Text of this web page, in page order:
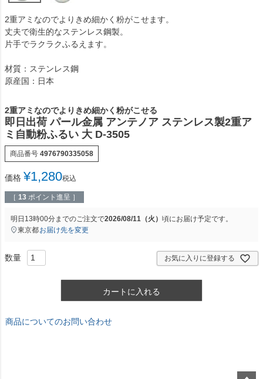
2重アミなのでよりきめ細かく粉がこせます。
丈夫で衛生的なステンレス鋼製。
片手でラクラクふるえます。
材質：ステンレス鋼
原産国：日本
2重アミなのでよりきめ細かく粉がこせる
即日出荷 パール金属 アンテノア ステンレス製2重ア
ミ自動粉ふるい 大 D-3505
商品番号 4976790335058
価格 ¥1,280税込
［ 13 ポイント進呈 ］
明日 13時00分までのご注文で2026/08/11（火） 頃にお届け予定です。
東京都お届け先を変更
お気に入りに登録する
カートに入れる
商品についてのお問い合わせ